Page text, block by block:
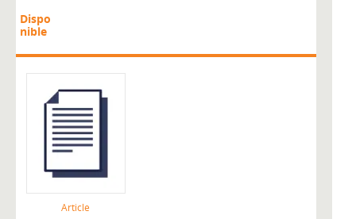
Dispo
nible
Article